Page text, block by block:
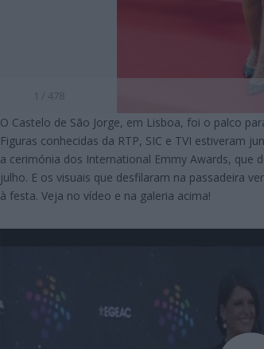
1 / 478
O Castelo de São Jorge, em Lisboa, foi o palco
Figuras conhecidas da RTP, SIC e TVI estiveram
a cerimónia dos International Emmy Awards, que
julho. E os visuais que desfilaram na passadeira
à festa. Veja no vídeo e na galeria acima!